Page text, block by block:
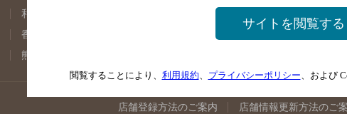
和歌山県のバー検索
香川県のバー検索
熊本県のバー検索
店舗登録方法のご案内 店舗情報更新方法のご
サイトを閲覧する
閲覧することにより、 利用規約、 プライバシーポリシー、および